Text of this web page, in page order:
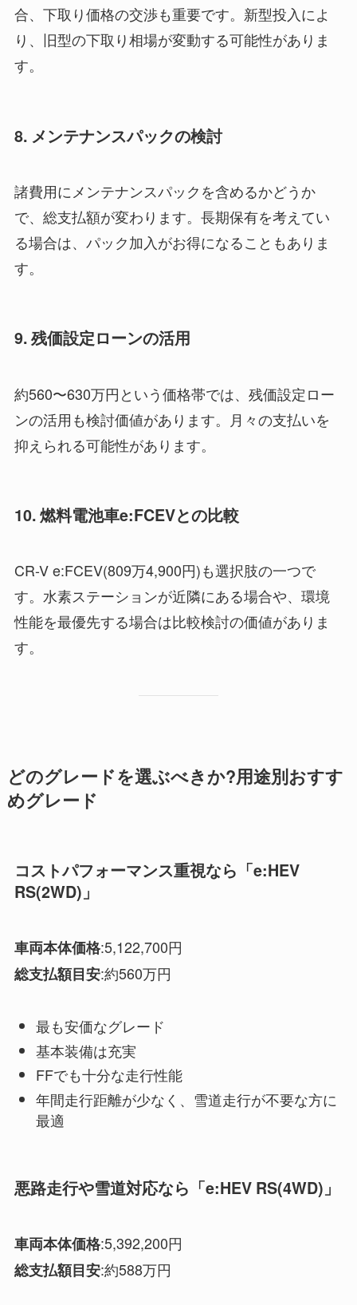
合、下取り価格の交渉も重要です。新型投入によ
り、旧型の下取り相場が変動する可能性がありま
す。
8. メンテナンスパックの検討
諸費用にメンテナンスパックを含めるかどうか
で、総支払額が変わります。長期保有を考えてい
る場合は、パック加入がお得になることもありま
す。
9. 残価設定ローンの活用
約560〜630万円という価格帯では、残価設定ロー
ンの活用も検討価値があります。月々の支払いを
抑えられる可能性があります。
10. 燃料電池車e:FCEVとの比較
CR-V e:FCEV(809万4,900円)も選択肢の一つで
す。水素ステーションが近隣にある場合や、環境
性能を最優先する場合は比較検討の価値がありま
す。
どのグレードを選ぶべきか?用途別おすす
めグレード
コストパフォーマンス重視なら「e:HEV
RS(2WD)」
車両本体価格:5,122,700円
総支払額目安:約560万円
最も安価なグレード
基本装備は充実
FFでも十分な走行性能
年間走行距離が少なく、雪道走行が不要な方に
最適
悪路走行や雪道対応なら「e:HEV RS(4WD)」
車両本体価格:5,392,200円
総支払額目安:約588万円